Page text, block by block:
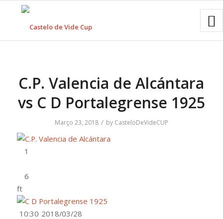
C.P. Valencia de Alcántara
vs C D Portalegrense 1925
Março 23, 2018 / by CasteloDeVideCUP
ft
2018/03/28
10:30